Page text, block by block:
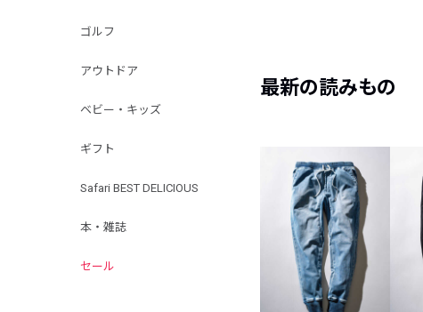
ゴルフ
アウトドア
ベビー・キッズ
ギフト
Safari BEST DELICIOUS
本・雑誌
セール
最新の読みもの